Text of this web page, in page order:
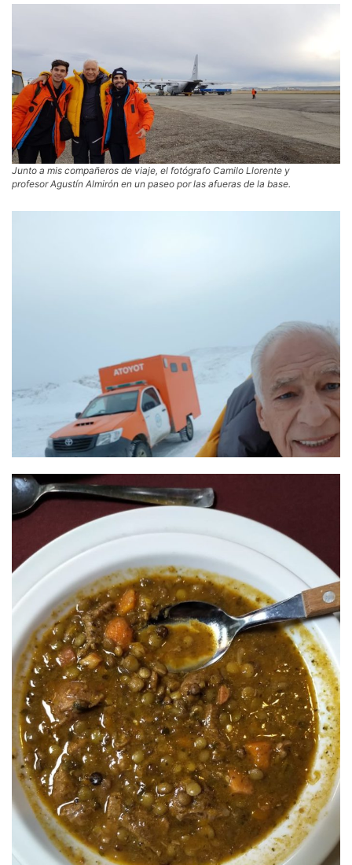
Junto a mis compañeros de viaje, el fotógrafo Camilo Llorente y
profesor Agustín Almirón en un paseo por las afueras de la base.